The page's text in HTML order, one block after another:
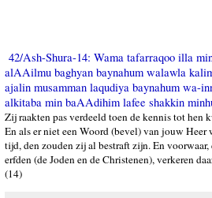
42/Ash-Shura-14: Wama tafarraqoo illa
alAAilmu baghyan baynahum walawla
ajalin musamman laqudiya baynahum wa-
alkitaba min baAAdihim lafee shakkin
Zij raakten pas verdeeld toen de kennis tot hen
En als er niet een Woord (bevel) van jouw Heer
tijd, den zouden zij al bestraft zijn. En
erfden (de Joden en de Christenen), verkeren
(14)